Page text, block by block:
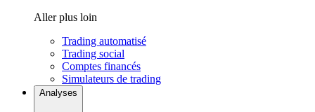
Aller plus loin
Trading automatisé
Trading social
Comptes financés
Simulateurs de trading
Analyses